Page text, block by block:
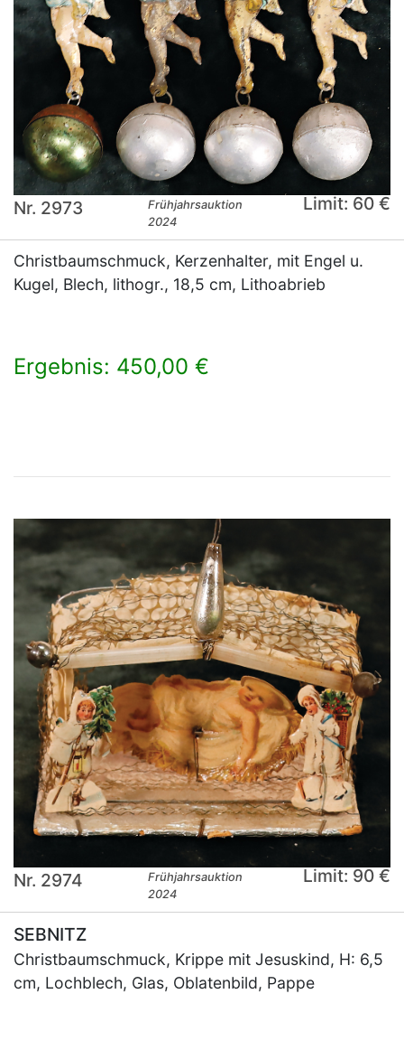
Nr. 2973
Frühjahrsauktion
2024
Limit: 60 €
Christbaumschmuck, Kerzenhalter, mit Engel u.
Kugel, Blech, lithogr., 18,5 cm, Lithoabrieb
Ergebnis: 450,00 €
Nr. 2974
Frühjahrsauktion
2024
Limit: 90 €
SEBNITZ
Christbaumschmuck, Krippe mit Jesuskind, H: 6,5
cm, Lochblech, Glas, Oblatenbild, Pappe